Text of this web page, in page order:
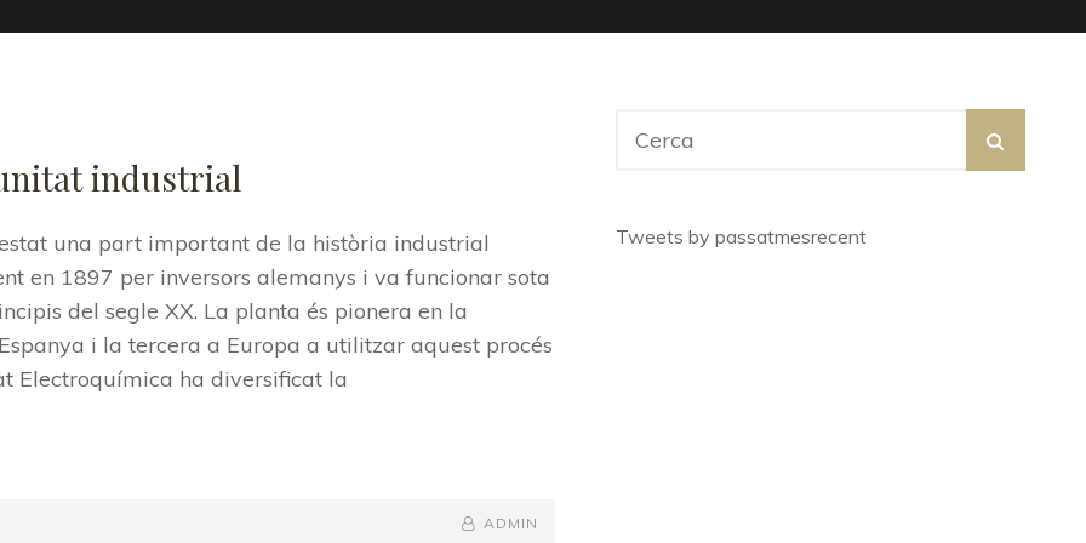
industrial
una part important de la història industrial
en 1897 per inversors alemanys i va funcionar sota
del segle XX. La planta és pionera en la
i la tercera a Europa a utilitzar aquest procés
Electroquímica ha diversificat la
BY
BYLINE
ADMIN
for:
Tweets by passatmesrecent